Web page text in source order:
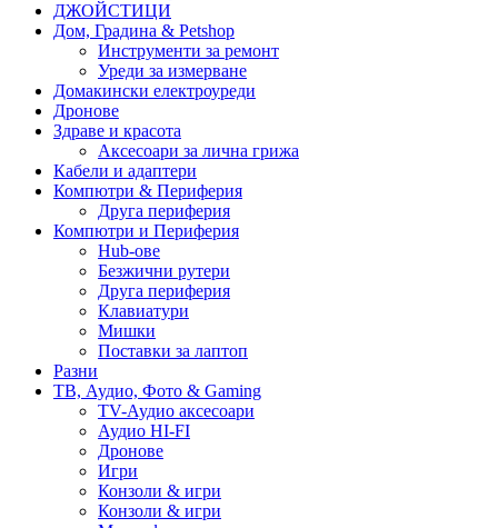
ДЖОЙСТИЦИ
Дом, Градина & Petshop
Инструменти за ремонт
Уреди за измерване
Домакински електроуреди
Дронове
Здраве и красота
Аксесоари за лична грижа
Кабели и адаптери
Компютри & Периферия
Друга периферия
Компютри и Периферия
Hub-ове
Безжични рутери
Друга периферия
Клавиатури
Мишки
Поставки за лаптоп
Разни
ТВ, Аудио, Фото & Gaming
TV-Аудио аксесоари
Аудио HI-FI
Дронове
Игри
Конзоли & игри
Конзоли & игри